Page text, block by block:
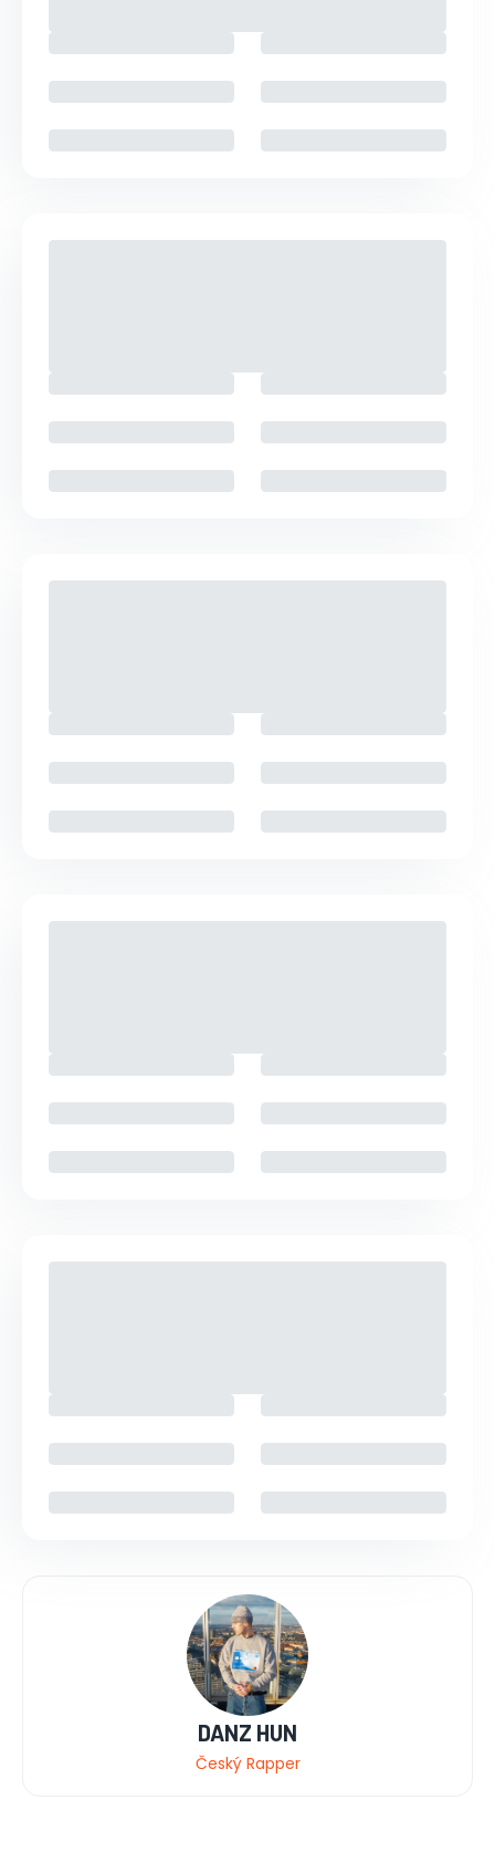
DANZ HUN
Český Rapper